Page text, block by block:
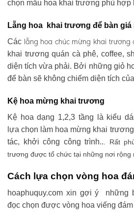
chọn mẫu hoa khai trương phù hợp
Lẵng hoa khai trương để bàn giá
Các lẵng hoa chúc mừng khai trương
khai trương quán cà phê, coffee,
diện tích vừa phải. Bởi những giỏ
để bàn sẽ không chiếm diện tích
Kệ hoa mừng khai trương
Kệ hoa dạng 1,2,3 tầng là kiểu
lựa chọn làm hoa mừng khai
tác, khởi công công trình.. . Rất
trương được tổ chức tại những nơi rộng
Cách lựa chọn vòng hoa
hoaphuquy.com xin gợi ý những
đọc chọn được vòng hoa viếng